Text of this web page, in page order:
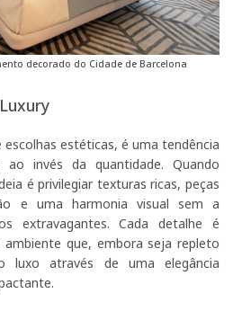
decorado do Cidade de Barcelona
estéticas, é uma tendência
invés da quantidade. Quando
é privilegiar texturas ricas, peças
e uma harmonia visual sem a
extravagantes. Cada detalhe é
que, embora seja repleto
luxo através de uma elegância